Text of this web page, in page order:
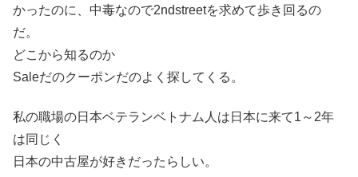
かったのに、中毒なので2ndstreetを求めて歩き回るの
だ。
どこから知るのか
Saleだのクーポンだのよく探してくる。
私の職場の日本ベテランベトナム人は日本に来て1～2年
は同じく
日本の中古屋が好きだったらしい。